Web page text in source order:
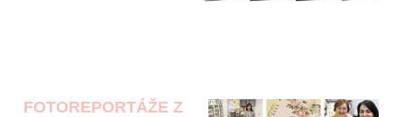
FOTOREPORTÁŽE Z